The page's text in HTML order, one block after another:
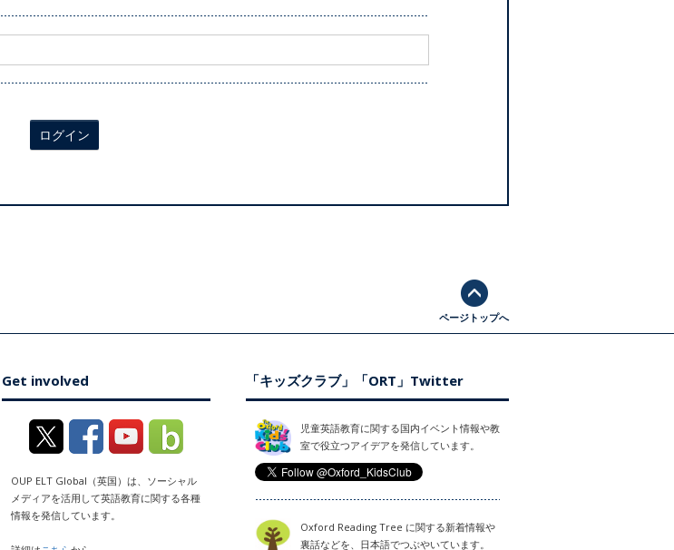
ログイン
ページトップへ
Get involved
OUP ELT Global（英国）は、ソーシャル
メディアを活用して英語教育に関する各種
情報を発信しています。
「キッズクラブ」「ORT」Twitter
児童英語教育に関する国内イベント情報や教
室で役立つアイデアを発信しています。
Oxford Reading Tree に関する新着情報や
裏話などを、日本語でつぶやいています。